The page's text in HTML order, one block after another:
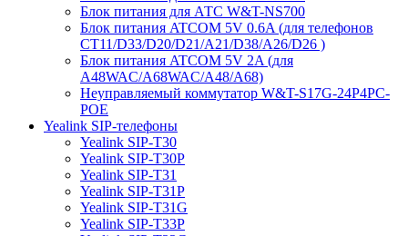
Блок питания для АТС W&T-NS700
Блок питания ATCOM 5V 0.6A (для телефонов
CT11/D33/D20/D21/A21/D38/A26/D26 )
Блок питания ATCOM 5V 2A (для
A48WAC/A68WAC/A48/A68)
Неуправляемый коммутатор W&T-S17G-24P4PC-
POE
Yealink SIP-телефоны
Yealink SIP-T30
Yealink SIP-T30P
Yealink SIP-T31
Yealink SIP-T31P
Yealink SIP-T31G
Yealink SIP-T33P